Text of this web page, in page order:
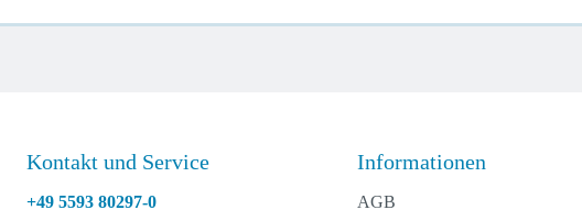
Kontakt und Service
+49 5593 80297-0
Informationen
AGB